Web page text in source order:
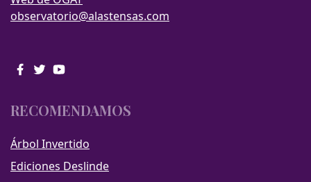
observatorio@alastensas.com
RECOMENDAMOS
Árbol Invertido
Ediciones Deslinde